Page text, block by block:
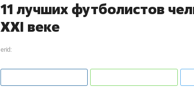
11 лучших футболистов
XXI веке
erid: